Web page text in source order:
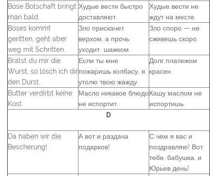
Böse Botschaft bringt
man bald.
Худые вести быстро
доставляют.
Худые вести не
ждут на месте.
Böses kommt
geritten, geht aber
weg mit Schritten.
Зло прискачет
верхом, а прочь
уходит шажком.
Зло споро — не
сживешь скоро.
Brätst du mir die
Wurst, so lösch ich dir
den Durst.
Если ты мне
пожаришь колбасу, я
утолю твою жажду.
Долг платежом
красен.
Butter verdirbt keine
Kost.
Масло никакое блюдо
не испортит.
Кашу маслом не
испортишь.
D
Da haben wir die
Bescherung!
А вот и раздача
подарков!
С чем я вас и
поздравляю! Вот
тебе, бабушка, и
Юрьев день!